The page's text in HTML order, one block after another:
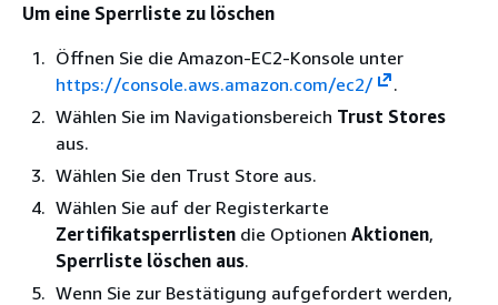
Um eine Sperrliste zu löschen
Öffnen Sie die Amazon-EC2-Konsole unter
https://console.aws.amazon.com/ec2/
.
Wählen Sie im Navigationsbereich Trust Stores
aus.
Wählen Sie den Trust Store aus.
Wählen Sie auf der Registerkarte
Zertifikatsperrlisten die Optionen Aktionen,
Sperrliste löschen aus.
Wenn Sie zur Bestätigung aufgefordert werden,